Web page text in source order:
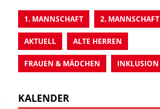
1. MANNSCHAFT 2. MANNSCHAFT
AKTUELL ALTE HERREN
FRAUEN & MÄDCHEN INKLUSION
KALENDER